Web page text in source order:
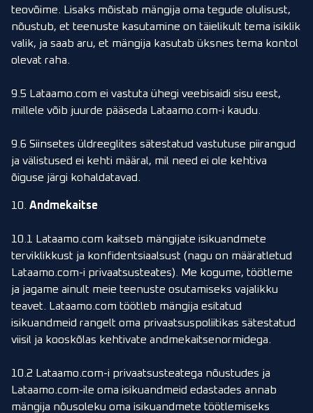
teovõime. Lisaks mõistab mängija oma tegude olulisust,
nõustub, et teenuste kasutamine on täielikult tema isiklik
valik, ja saab aru, et mängija kasutab üksnes tema kontol
olevat raha.
9.5 Lataamo.com ei vastuta ühegi veebisaidi sisu eest,
millele võib juurde pääseda Lataamo.com-i kaudu.
9.6 Siinsetes üldreeglites sätestatud vastutuse piirangud
ja välistused ei kehti määral, mil need ei ole kehtiva
õiguse järgi kohaldatavad.
10. Andmekaitse
10.1 Lataamo.com kaitseb mängijate isikuandmete
terviklikkust ja konfidentsiaalsust (nagu on määratletud
Lataamo.com-i privaatsusteates). Me kogume, töötleme
ja jagame ainult meie teenuste osutamiseks vajalikku
teavet. Lataamo.com töötleb mängija esitatud
isikuandmeid rangelt oma privaatsuspoliitikas sätestatud
viisil ja kooskõlas kehtivate andmekaitsenormidega.
10.2 Lataamo.com-i privaatsusteatega nõustudes ja
Lataamo.com-ile oma isikuandmeid edastades annab
mängija nõusoleku oma isikuandmete töötlemiseks